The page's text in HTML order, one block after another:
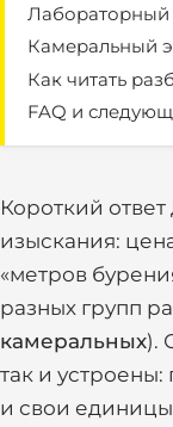
Лабораторный
Камеральный
Как читать
FAQ и
Короткий ответ
изыскания:
«метров
разных групп
камеральных).
так и
и свои